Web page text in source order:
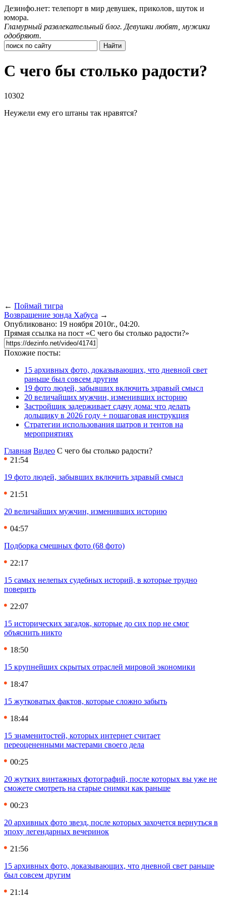
Дезинфо.нет: телепорт в мир девушек, приколов, шуток и
юмора.
Гламурный развлекательный блог. Девушки любят, мужики
одобряют.
С чего бы столько радости?
10302
Неужели ему его штаны так нравятся?
← Поймай тигра
Возвращение зонда Хабуса →
Опубликовано: 19 ноября 2010г., 04:20.
Прямая ссылка на пост «С чего бы столько радости?»
Похожие посты:
15 архивных фото, доказывающих, что дневной свет
раньше был совсем другим
19 фото людей, забывших включить здравый смысл
20 величайших мужчин, изменивших историю
Застройщик задерживает сдачу дома: что делать
дольщику в 2026 году + пошаговая инструкция
Стратегии использования шатров и тентов на
мероприятиях
Главная Видео С чего бы столько радости?
21:54
19 фото людей, забывших включить здравый смысл
21:51
20 величайших мужчин, изменивших историю
04:57
Подборка смешных фото (68 фото)
22:17
15 самых нелепых судебных историй, в которые трудно
поверить
22:07
15 исторических загадок, которые до сих пор не смог
объяснить никто
18:50
15 крупнейших скрытых отраслей мировой экономики
18:47
15 жутковатых фактов, которые сложно забыть
18:44
15 знаменитостей, которых интернет считает
переоцененными мастерами своего дела
00:25
20 жутких винтажных фотографий, после которых вы уже не
сможете смотреть на старые снимки как раньше
00:23
20 архивных фото звезд, после которых захочется вернуться в
эпоху легендарных вечеринок
21:56
15 архивных фото, доказывающих, что дневной свет раньше
был совсем другим
21:14